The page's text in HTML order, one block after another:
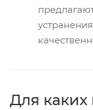
Для